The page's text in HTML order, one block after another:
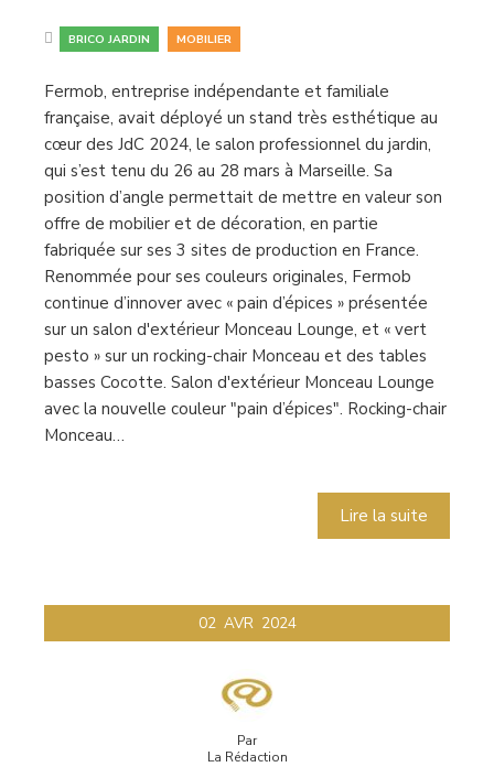
BRICO JARDIN MOBILIER
Fermob, entreprise indépendante et familiale
française, avait déployé un stand très esthétique au
cœur des JdC 2024, le salon professionnel du jardin,
qui s’est tenu du 26 au 28 mars à Marseille. Sa
position d’angle permettait de mettre en valeur son
offre de mobilier et de décoration, en partie
fabriquée sur ses 3 sites de production en France.
Renommée pour ses couleurs originales, Fermob
continue d’innover avec « pain d’épices » présentée
sur un salon d'extérieur Monceau Lounge, et « vert
pesto » sur un rocking-chair Monceau et des tables
basses Cocotte. Salon d'extérieur Monceau Lounge
avec la nouvelle couleur "pain d’épices". Rocking-chair
Monceau…
Lire la suite
02 AVR 2024
Par
La Rédaction